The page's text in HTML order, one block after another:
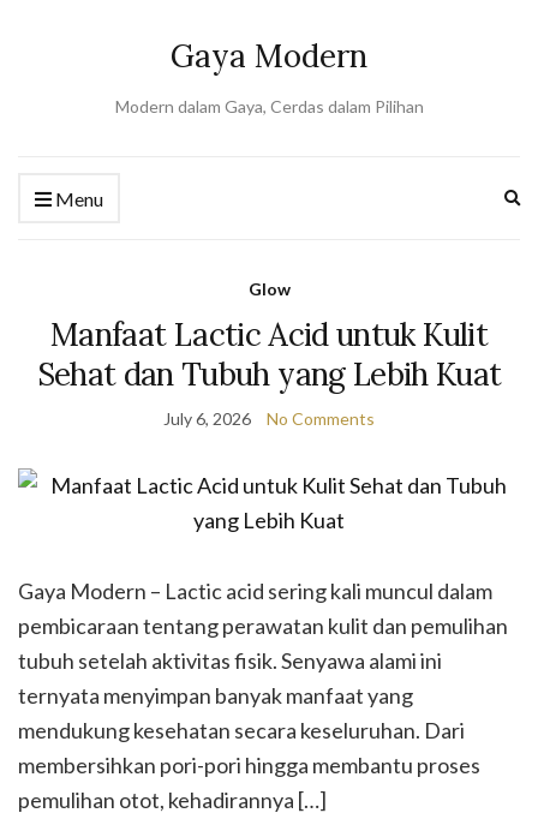
Gaya Modern
Modern dalam Gaya, Cerdas dalam Pilihan
Menu
Glow
Manfaat Lactic Acid untuk Kulit
Sehat dan Tubuh yang Lebih Kuat
July 6, 2026 No Comments
Gaya Modern – Lactic acid sering kali muncul dalam
pembicaraan tentang perawatan kulit dan pemulihan
tubuh setelah aktivitas fisik. Senyawa alami ini
ternyata menyimpan banyak manfaat yang
mendukung kesehatan secara keseluruhan. Dari
membersihkan pori-pori hingga membantu proses
pemulihan otot, kehadirannya […]